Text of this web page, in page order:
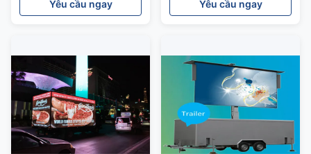
Tủ
Yêu cầu ngay Yêu cầu ngay